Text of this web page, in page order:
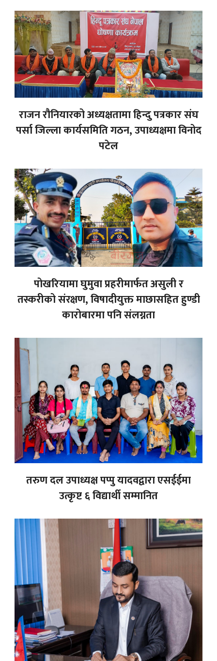
राजन रौनियारको अध्यक्षतामा हिन्दु पत्रकार संघ
पर्सा जिल्ला कार्यसमिति गठन, उपाध्यक्षमा विनोद
पटेल
पोखरियामा घुमुवा प्रहरीमार्फत असुली र
तस्करीको संरक्षण, विषादीयुक्त माछासहित हुण्डी
कारोबारमा पनि संलग्नता
तरुण दल उपाध्यक्ष पप्पु यादवद्वारा एसईईमा
उत्कृष्ट ६ विद्यार्थी सम्मानित